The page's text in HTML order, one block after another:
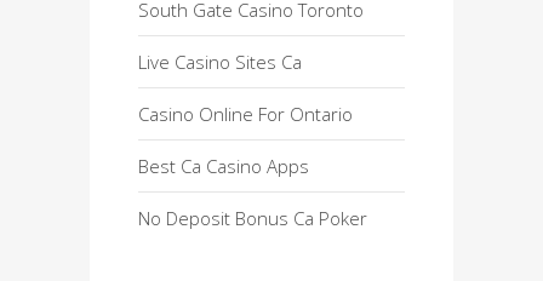
South Gate Casino Toronto
Live Casino Sites Ca
Casino Online For Ontario
Best Ca Casino Apps
No Deposit Bonus Ca Poker